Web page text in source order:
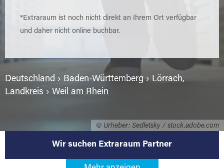
© Urheber: Sedletsky / stock.adobe.com
*Extraraum ist noch nicht direkt an Ihrem Ort verfügbar
und daher nicht online buchbar.
Deutschland › Baden-Württemberg › Lörrach,
Landkreis › Weil am Rhein
Wir suchen Extraraum Partner